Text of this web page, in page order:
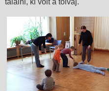
találni, ki volt a tolvaj.